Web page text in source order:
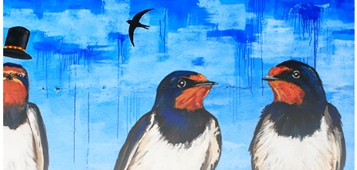
Inici
Mapa
Murals
El Projecte